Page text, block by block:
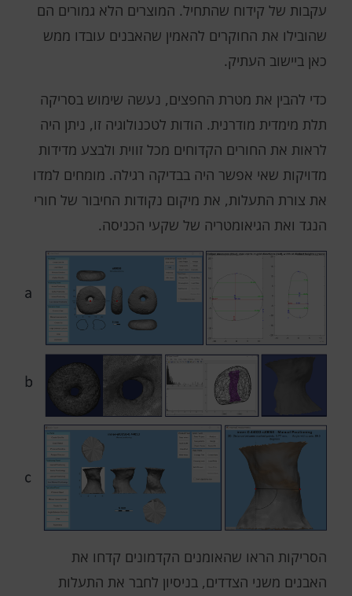
עקבות של קידוח שהתחיל. המוצרים הלא גמורים הם
שהובילו את החוקרים להאמין שהאבנים עובדו ממש
כאן ביישוב העתיק.
כדי להבין את מטרת החפצים, נעשה שימוש בסריקה
תלת מימדית מודרנית. הודות לטכנולוגיה זו, ניתן היה
לראות את החורים הקדוחים מכל זווית ולבצע מדידות
מדויקות שאי אפשר היה בבדיקה רגילה. מומחים למדו
את צורת התעלות, את מיקום נקודות החיבור של חורי
הנגד ואת הגיאומטריה של שקעי הכניסה.
הסריקות הראו שהאומנים הקדמונים קדחו את
האבנים משני הצדדים, בניסיון לחבר את התעלות